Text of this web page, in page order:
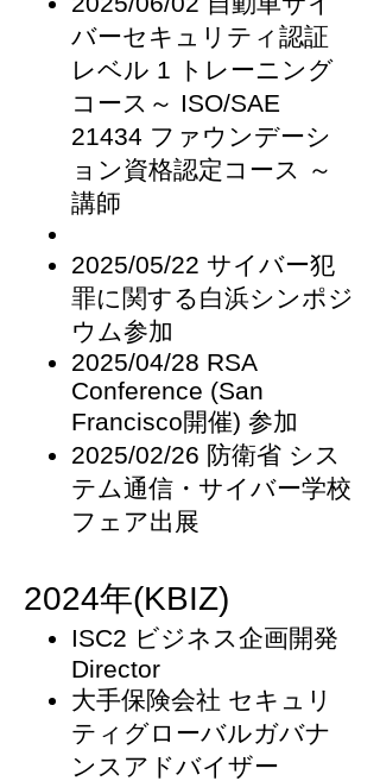
バーセキュリティ認証
レベル 1 トレーニング
コース～ ISO/SAE
21434 ファウンデーシ
ョン資格認定コース ～
講師
2025/05/22 サイバー犯
罪に関する白浜シンポジ
ウム参加
2025/04/28 RSA
Conference (San
Francisco開催) 参加
2025/02/26 防衛省 シス
テム通信・サイバー学校
フェア出展
202​4年(KBIZ)
ISC2 ビジネス企画開発
Director
大手保険会社 セキュリ
ティグローバルガバナ
ンスアドバイザー